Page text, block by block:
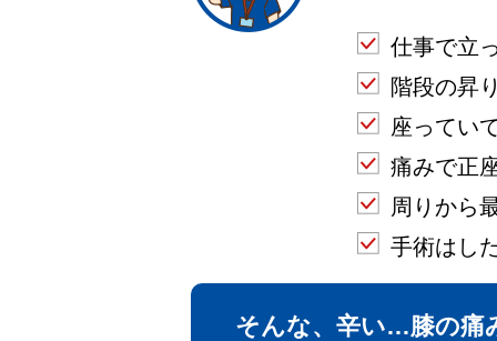
仕事で立
階段の昇
座ってい
痛みで正
周りから
手術はし
そんな、辛い…膝の痛